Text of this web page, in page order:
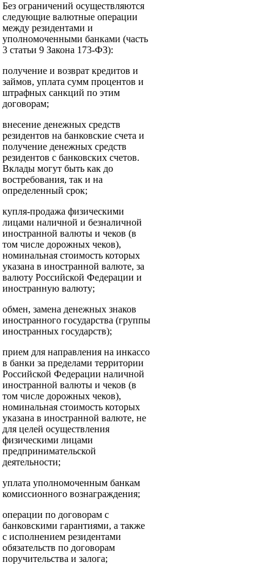
Без ограничений осуществляются
следующие валютные операции
между резидентами и
уполномоченными банками (часть
3 статьи 9 Закона 173-ФЗ):
получение и возврат кредитов и
займов, уплата сумм процентов и
штрафных санкций по этим
договорам;
внесение денежных средств
резидентов на банковские счета и
получение денежных средств
резидентов с банковских счетов.
Вклады могут быть как до
востребования, так и на
определенный срок;
купля-продажа физическими
лицами наличной и безналичной
иностранной валюты и чеков (в
том числе дорожных чеков),
номинальная стоимость которых
указана в иностранной валюте, за
валюту Российской Федерации и
иностранную валюту;
обмен, замена денежных знаков
иностранного государства (группы
иностранных государств);
прием для направления на инкассо
в банки за пределами территории
Российской Федерации наличной
иностранной валюты и чеков (в
том числе дорожных чеков),
номинальная стоимость которых
указана в иностранной валюте, не
для целей осуществления
физическими лицами
предпринимательской
деятельности;
уплата уполномоченным банкам
комиссионного вознаграждения;
операции по договорам с
банковскими гарантиями, а также
с исполнением резидентами
обязательств по договорам
поручительства и залога;